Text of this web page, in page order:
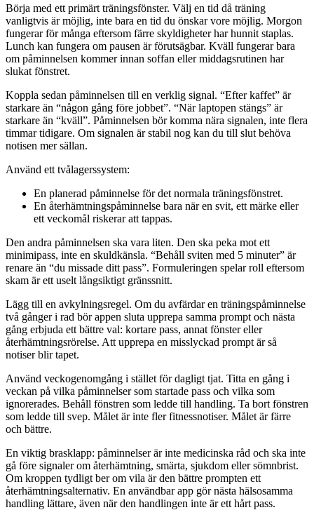
Börja med ett primärt träningsfönster. Välj en tid då träning
vanligtvis är möjlig, inte bara en tid du önskar vore möjlig. Morgon
fungerar för många eftersom färre skyldigheter har hunnit staplas.
Lunch kan fungera om pausen är förutsägbar. Kväll fungerar bara
om påminnelsen kommer innan soffan eller middagsrutinen har
slukat fönstret.
Koppla sedan påminnelsen till en verklig signal. “Efter kaffet” är
starkare än “någon gång före jobbet”. “När laptopen stängs” är
starkare än “kväll”. Påminnelsen bör komma nära signalen, inte flera
timmar tidigare. Om signalen är stabil nog kan du till slut behöva
notisen mer sällan.
Använd ett tvålagerssystem:
En planerad påminnelse för det normala träningsfönstret.
En återhämtningspåminnelse bara när en svit, ett märke eller
ett veckomål riskerar att tappas.
Den andra påminnelsen ska vara liten. Den ska peka mot ett
minimipass, inte en skuldkänsla. “Behåll sviten med 5 minuter” är
renare än “du missade ditt pass”. Formuleringen spelar roll eftersom
skam är ett uselt långsiktigt gränssnitt.
Lägg till en avkylningsregel. Om du avfärdar en träningspåminnelse
två gånger i rad bör appen sluta upprepa samma prompt och nästa
gång erbjuda ett bättre val: kortare pass, annat fönster eller
återhämtningsrörelse. Att upprepa en misslyckad prompt är så
notiser blir tapet.
Använd veckogenomgång i stället för dagligt tjat. Titta en gång i
veckan på vilka påminnelser som startade pass och vilka som
ignorerades. Behåll fönstren som ledde till handling. Ta bort fönstren
som ledde till svep. Målet är inte fler fitnessnotiser. Målet är färre
och bättre.
En viktig brasklapp: påminnelser är inte medicinska råd och ska inte
gå före signaler om återhämtning, smärta, sjukdom eller sömnbrist.
Om kroppen tydligt ber om vila är den bättre prompten ett
återhämtningsalternativ. En användbar app gör nästa hälsosamma
handling lättare, även när den handlingen inte är ett hårt pass.